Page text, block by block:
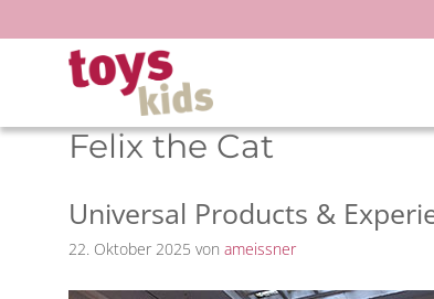
Inhalt
springen
Felix the Cat
Universal Products &
22. Oktober 2025 von ameissner